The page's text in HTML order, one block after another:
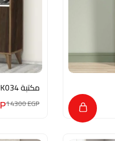
مكتبة AK034
14300EGP